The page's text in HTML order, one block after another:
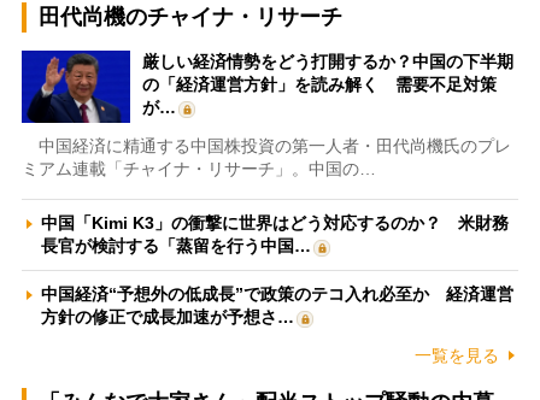
田代尚機のチャイナ・リサーチ
厳しい経済情勢をどう打開するか？中国の下半期
の「経済運営方針」を読み解く 需要不足対策
が…
中国経済に精通する中国株投資の第一人者・田代尚機氏のプレ
ミアム連載「チャイナ・リサーチ」。中国の…
中国「Kimi K3」の衝撃に世界はどう対応するのか？ 米財務
長官が検討する「蒸留を行う中国…
中国経済“予想外の低成長”で政策のテコ入れ必至か 経済運営
方針の修正で成長加速が予想さ…
一覧を見る